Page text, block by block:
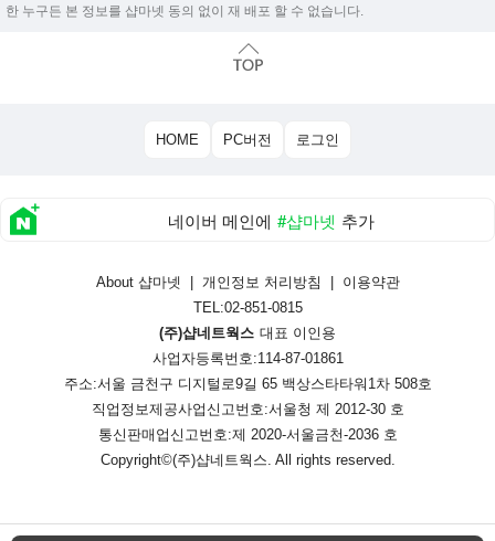
한 누구든 본 정보를 샵마넷 동의 없이 재 배포 할 수 없습니다.
HOME PC버전 로그인
네이버 메인에 #샵마넷 추가
About 샵마넷 개인정보 처리방침
이용약관
TEL:02-851-0815
(주)샵네트웍스 대표 이인용
사업자등록번호:114-87-01861
주소:서울 금천구 디지털로9길 65 백상스타타워1차 508호
직업정보제공사업신고번호:서울청 제 2012-30 호
통신판매업신고번호:제 2020-서울금천-2036 호
Copyright©(주)샵네트웍스. All rights reserved.